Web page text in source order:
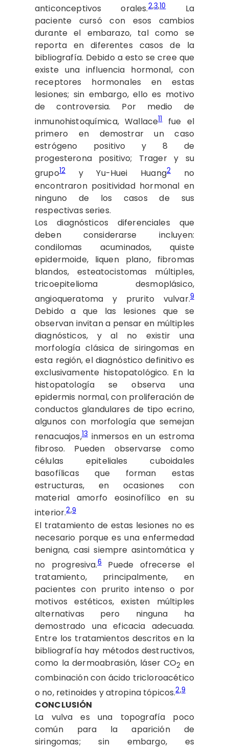
anticonceptivos orales.2,3,10La
paciente cursó con esos cambios
durante el embarazo, tal como se
reporta en diferentes casos de la
bibliografía. Debido a esto se cree que
existe una influencia hormonal, con
receptores hormonales en estas
lesiones; sin embargo, ello es motivo
de controversia. Por medio de
inmunohistoquímica, Wallace11fue el
primero en demostrar un caso
estrógeno positivo y 8 de
progesterona positivo; Trager y su
grupo12 y Yu-Huei Huang2
no
encontraron positividad hormonal en
ninguno de los casos de sus
respectivas series.
Los diagnósticos diferenciales que
deben considerarse incluyen:
condilomas acuminados, quiste
epidermoide, liquen plano, fibromas
blandos, esteatocistomas múltiples,
tricoepitelioma desmoplásico,
angioqueratoma y prurito vulvar.9
Debido a que las lesiones que se
observan invitan a pensar en múltiples
diagnósticos, y al no existir una
morfología clásica de siringomas en
esta región, el diagnóstico definitivo es
exclusivamente histopatológico. En la
histopatología se observa una
epidermis normal, con proliferación de
conductos glandulares de tipo ecrino,
algunos con morfología que semejan
renacuajos,13inmersos en un estroma
fibroso. Pueden observarse como
células epiteliales cuboidales
basofílicas que forman estas
estructuras, en ocasiones con
material amorfo eosinofílico en su
interior.2,9
El tratamiento de estas lesiones no es
necesario porque es una enfermedad
benigna, casi siempre asintomática y
no progresiva.6Puede ofrecerse el
tratamiento, principalmente, en
pacientes con prurito intenso o por
motivos estéticos, existen múltiples
alternativas pero ninguna ha
demostrado una eficacia adecuada.
Entre los tratamientos descritos en la
bibliografía hay métodos destructivos,
como la dermoabrasión, láser CO2 en
combinación con ácido tricloroacético
o no, retinoides y atropina tópicos.2,9
CONCLUSIÓN
La vulva es una topografía poco
común para la aparición de
siringomas; sin embargo, es